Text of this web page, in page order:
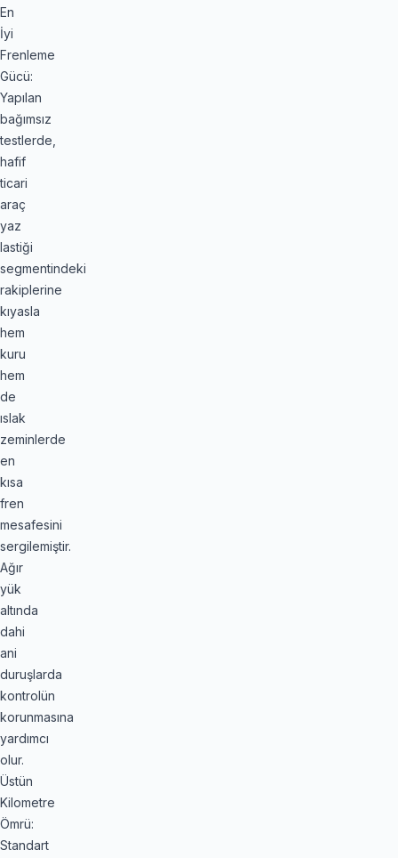
En
İyi
Frenleme
Gücü:
Yapılan
bağımsız
testlerde,
hafif
ticari
araç
yaz
lastiği
segmentindeki
rakiplerine
kıyasla
hem
kuru
hem
de
ıslak
zeminlerde
en
kısa
fren
mesafesini
sergilemiştir.
Ağır
yük
altında
dahi
ani
duruşlarda
kontrolün
korunmasına
yardımcı
olur.
Üstün
Kilometre
Ömrü:
Standart